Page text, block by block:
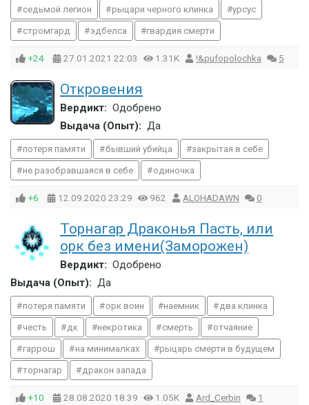
седьмой легион рыцари черного клинка урсус
стромгард эдбелса гвардия смерти
+24 27.01.2021 22:03 1.31K !&pufopolochka 5
Откровения
Вердикт: Одобрено
Выдача (Опыт): Да
потеря памяти бывший убийца закрытая в себе
не разобравшаяся в себе одиночка
+6 12.09.2020 23:29 962 ALOHADAWN 0
Торнагар Драконья Пасть, или
орк без имени(Заморожен)
Вердикт: Одобрено
Выдача (Опыт): Да
потеря памяти орк воин наемник два клинка
честь дк некротика смерть отчаяние
гаррош на минималках рыцарь смерти в будущем
торнагар дракон запада
+10 28.08.2020 18:39 1.05K Ard_Cerbin 1